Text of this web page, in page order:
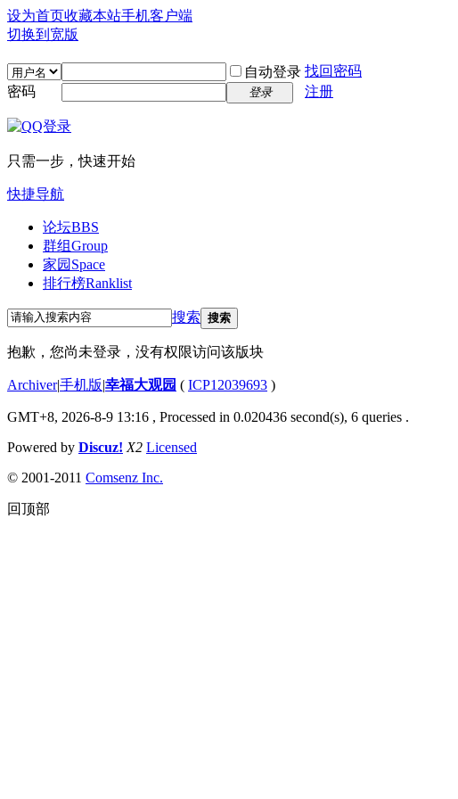
设为首页收藏本站手机客户端
切换到宽版
自动登录 找回密码
密码
登录 注册
只需一步，快速开始
快捷导航
论坛BBS
群组Group
家园 Space
排行榜Ranklist
搜索 搜索
抱歉，您尚未登录，没有权限访问该版块
Archiver|手机版|幸福大观园 ( ICP12039693 )
GMT+8, 2026-8-9 13:16 , Processed in 0.020436 second(s), 6 queries .
Powered by Discuz! X2 Licensed
© 2001-2011 Comsenz Inc.
回顶部